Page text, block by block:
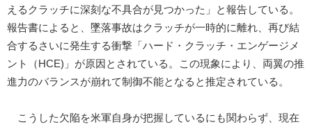
えるクラッチに深刻な不具合が見つかった」と報告している。
報告書によると、墜落事故はクラッチが一時的に離れ、再び結
合するさいに発生する衝撃「ハード・クラッチ・エンゲージメ
ント（HCE)」が原因とされている。この現象により、両翼の推
進力のバランスが崩れて制御不能となると推定されている。
こうした欠陥を米軍自身が把握しているにも関わらず、現在